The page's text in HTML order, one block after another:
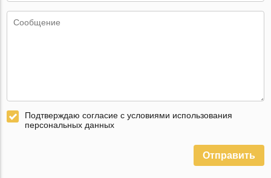
Подтверждаю согласие с условиями использования
персональных данных
Отправить